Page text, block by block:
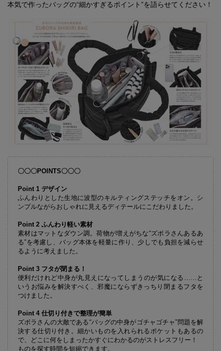
本気で作ったバッグの“細かすぎるポイント”を語らせてください！
〇〇〇POINTS〇〇〇
Point 1 デザイン
ふんわりとした生地に波型のキルティングステッチをオン。シ
ンプルながらおしゃれに見えるディテールにこだわりました。
Point 2 ふんわり軽い素材
素材はマットなダウン調。荷物が増えがちな“ズボラさんあるあ
る”を考慮し、バッグ本体を軽量に作り、少しでも負担を減らせ
るように考えました。
Point 3 フタが閉まる！
便利だけれど中身が丸見えになってしまうのが気になる……と
いうお悩みを解決すべく、邪魔にならずきっちり閉まるフタを
つけました。
Point 4 仕切り付きで整理が簡単
ズボラさんの大敵である“バッグの中身がゴチャゴチャ”問題を解
決する仕切り付き。細かいものを入れられるポケットもあるの
で、どこに何をしまったかすぐにわかるのがストレスフリー！
ものを探す時間を短縮できます。